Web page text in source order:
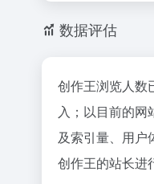
数据评估
创作王浏览人数
入；以目前的
及索引量、用户
创作王的站长进